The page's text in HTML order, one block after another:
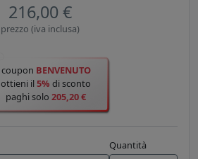
216,00 €
prezzo (iva inclusa)
coupon BENVENUTO
ottieni il5% di sconto
paghi solo 205,20 €
Quantità